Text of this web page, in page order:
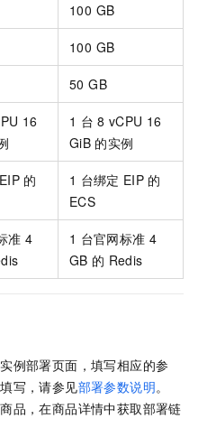
100 GB
100 GB
50 GB
16
1 台 8 vCPU 16
GiB 的实例
EIP 的
1 台绑定 EIP 的
ECS
准 4
1 台官网标准 4
GB 的 Redis
例部署页面，填写相应的参
写，请参见部署参数说明。
品，在商品详情中获取部署链